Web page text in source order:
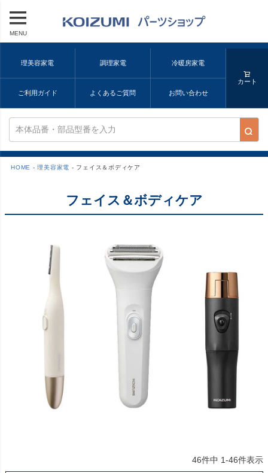
MENU
理美容家電 調理家電 冷暖房家電
ご利用ガイド よくあるご質問 お問い合わせ
カート
HOME 理美容家電 フェイス＆ボディケア
フェイス＆ボディケア
46件中 1-46件表示